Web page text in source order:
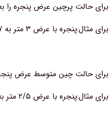
برای حالت پرچین عرض پنجره را بعلاوه ۳ یا ۴ کنیدتعداد پنل های مورد نیاز مشخص میشود (برای پنجره بالای
برای مثال:پنجره با عرض ۳ متر به ۷ یا ۸ پنل جهت پوشش پر چین نیاز دارد.
برای حالت چین متوسط عرض پنجره را بعلا ۲ یا ۳ کنید تعداد پنل های
برای مثال:پنجره با عرض ۲/۵ متر به ۵ یا ۶ پنل جهت پوشش چین متوسط نیاز دارد.